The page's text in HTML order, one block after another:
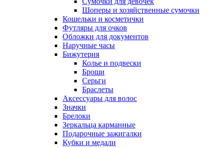
Шоперы и хозяйственные сумочки
Кошельки и косметички
Футляры для очков
Обложки для документов
Наручные часы
Бижутерия
Колье и подвески
Броши
Серьги
Браслеты
Аксессуары для волос
Значки
Брелоки
Зеркальца карманные
Подарочные зажигалки
Кубки и медали